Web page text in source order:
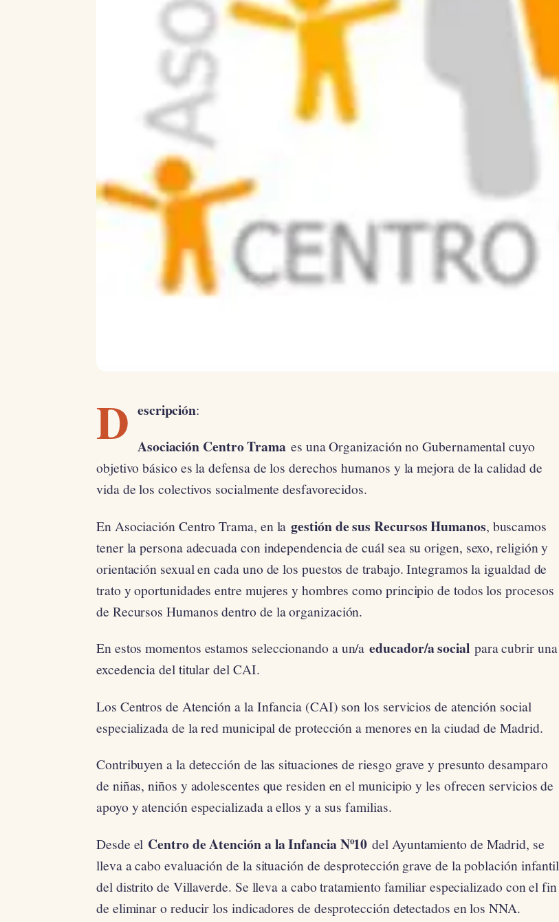
D escripción:
Asociación Centro Tramaes una Organización no Gubernamental cuyo
objetivo básico es la defensa de los derechos humanos y la mejora de la calidad de
vida de los colectivos socialmente desfavorecidos.
En Asociación Centro Trama, en lagestión de sus Recursos Humanos, buscamos
tener la persona adecuada con independencia de cuál sea su origen, sexo, religión y
orientación sexual en cada uno de los puestos de trabajo. Integramos la igualdad de
trato y oportunidades entre mujeres y hombres como principio de todos los procesos
de Recursos Humanos dentro de la organización.
En estos momentos estamos seleccionando a un/aeducador/a socialpara cubrir una
excedencia del titular del CAI.
Los Centros de Atención a la Infancia (CAI) son los servicios de atención social
especializada de la red municipal de protección a menores en la ciudad de Madrid.
Contribuyen a la detección de las situaciones de riesgo grave y presunto desamparo
de niñas, niños y adolescentes que residen en el municipio y les ofrecen servicios de
apoyo y atención especializada a ellos y a sus familias.
Desde el Centro de Atención a la Infancia Nº10 del Ayuntamiento de Madrid, se
lleva a cabo evaluación de la situación de desprotección grave de la población infantil
del distrito de Villaverde. Se lleva a cabo tratamiento familiar especializado con el fin
de eliminar o reducir los indicadores de desprotección detectados en los NNA.